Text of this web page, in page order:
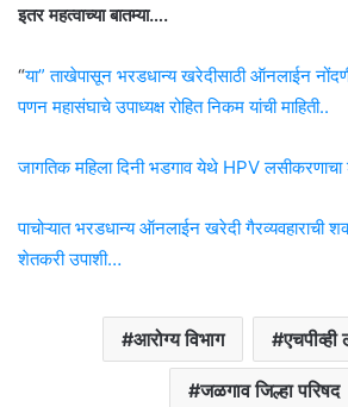
इतर महत्वाच्या बातम्या….
“या” ताखेपासून भरडधान्य खरेदीसाठी ऑनलाईन
पणन महासंघाचे उपाध्यक्ष रोहित निकम यांची माहिती..
जागतिक महिला दिनी भडगाव येथे HPV
पाचोऱ्यात भरडधान्य ऑनलाईन खरेदी गैरव्यवहाराची
शेतकरी उपाशी…
आरोग्य विभाग
जळगाव जिल्हा परिषद